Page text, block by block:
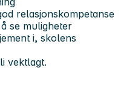
relasjonskompetanse
se muligheter
i, skolens
vektlagt.